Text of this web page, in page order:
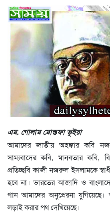
এম. গোলাম মোস্তফা ভুইয়া
আমাদের জাতীয় অহঙ্কার কবি
সাম্যবাদের কবি, মানবতার কবি,
প্রতিচ্ছবি কাজী নজরুল ইসলামকে
হবে না। ভারতের আজাদি ও
গান আমাদের অনুপ্রেরনা যুগিয়েছে।
লড়াই করার পথ দেখিয়েছে।